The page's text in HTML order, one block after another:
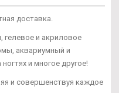
доставка.
гелевое и акриловое
аквариумный и
и многое другое!
и совершенствуя каждое